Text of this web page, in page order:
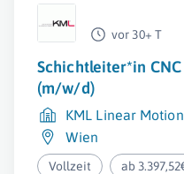
vor 30+ T
Schichtleiter*in
(m/w/d)
KML Linear
Wien
Vollzeit ab